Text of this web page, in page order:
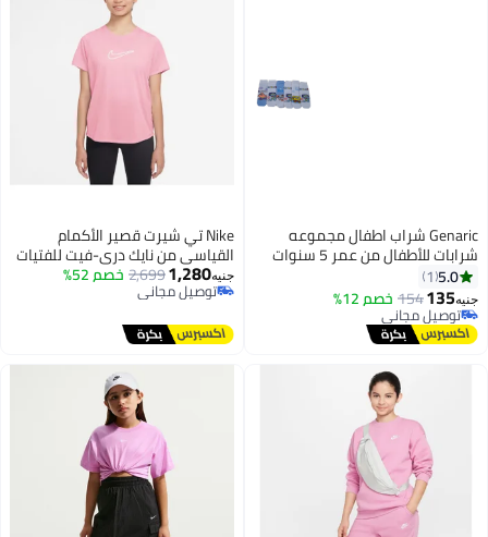
8
Genaric شراب اطفال مجموعه
شرابات للأطفال من عمر 5 سنوات
إلى 10 سنوات ( مجموعه من 6
ازواج )، متوفر بألوان مميزه
5.0
1
جنيه135
154 خصم 12%
توصيل مجاني
توصيل مجاني
Nike تي شيرت قصير الأكمام
القياسي من نايك دري-فيت للفتيات
جنيه1,280
2,699خصم 52%
توصيل مجاني
توصيل مجاني